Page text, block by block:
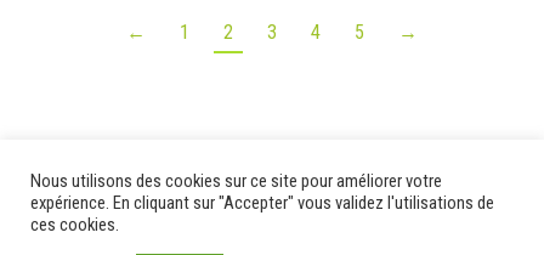
← 1 2 3 4 5 →
Nous utilisons des cookies sur ce site pour améliorer votre
expérience. En cliquant sur "Accepter" vous validez l'utilisations de
ces cookies.